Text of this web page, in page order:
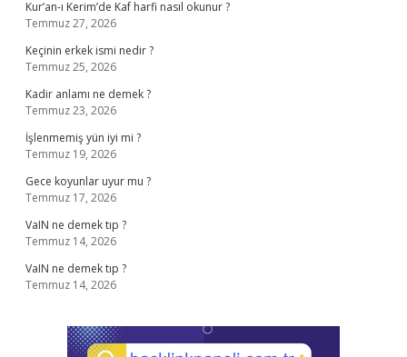
Kur’an-ı Kerim’de Kaf harfi nasıl okunur ?
Temmuz 27, 2026
Keçinin erkek ismi nedir ?
Temmuz 25, 2026
Kadir anlamı ne demek ?
Temmuz 23, 2026
İşlenmemiş yün iyi mi ?
Temmuz 19, 2026
Gece koyunlar uyur mu ?
Temmuz 17, 2026
VaIN ne demek tıp ?
Temmuz 14, 2026
VaIN ne demek tıp ?
Temmuz 14, 2026